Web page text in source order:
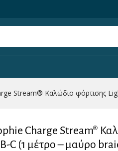
Stream® Καλώδιο φόρτισης
Charge Stream®
C (1 μέτρο – μαύρο
USB-C (1 μέτρο – μαύρο